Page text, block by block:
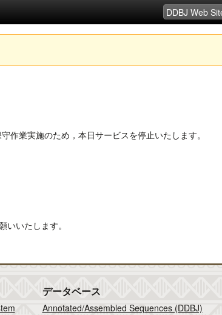
作業実施のため，本日サービスを停止いたします。
いいたします。
データベース
Annotated/Assembled Sequences (DDBJ)